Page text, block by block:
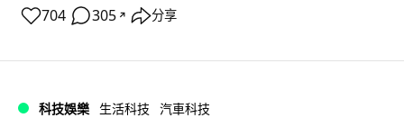
704 305 ↗ 分享
科技娛樂 生活科技 汽車科技